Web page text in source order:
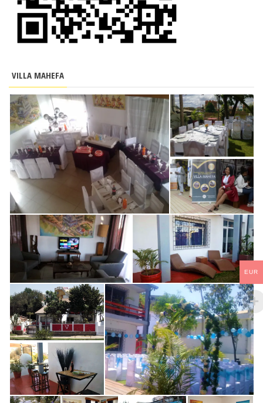
VILLA MAHEFA
EUR